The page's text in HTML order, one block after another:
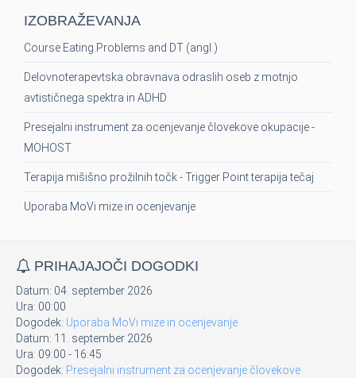
IZOBRAŽEVANJA
Course Eating Problems and DT (angl.)
Delovnoterapevtska obravnava odraslih oseb z motnjo
avtističnega spektra in ADHD
Presejalni instrument za ocenjevanje človekove okupacije -
MOHOST
Terapija mišišno prožilnih točk - Trigger Point terapija tečaj
Uporaba MoVi mize in ocenjevanje
PRIHAJAJOČI DOGODKI
Datum: 04. september 2026
Ura: 00:00
Dogodek: Uporaba MoVi mize in ocenjevanje
Datum: 11. september 2026
Ura: 09:00 - 16:45
Dogodek: Presejalni instrument za ocenjevanje človekove